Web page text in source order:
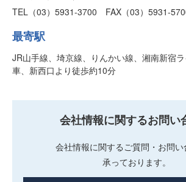
TEL（03）5931-3700 FAX（03）5931-
最寄駅
JR山手線、埼京線、りんかい線、湘南新宿
車、新西口より徒歩約10分
会社情報に関するお問い
会社情報に関するご質問・お問い
承っております。